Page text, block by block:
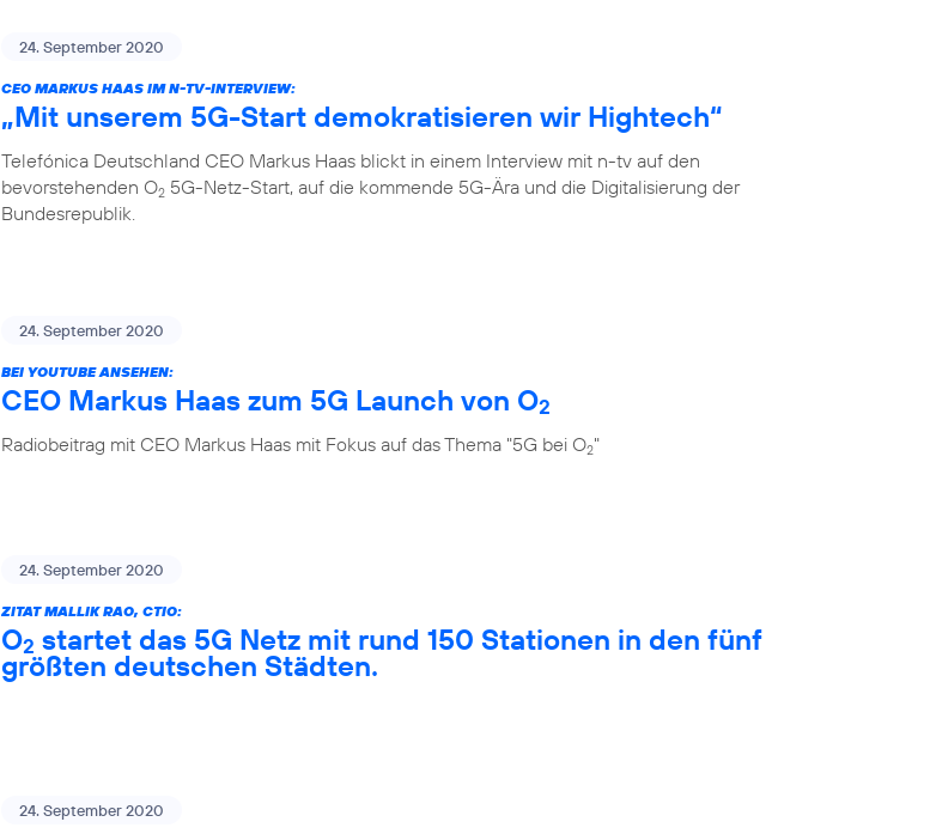
24. September 2020
CEO MARKUS HAAS IM N-TV-INTERVIEW:
„Mit unserem 5G-Start demokratisieren wir Hightech“
Telefónica Deutschland CEO Markus Haas blickt in einem Interview mit n-tv auf den
bevorstehenden O2 5G-Netz-Start, auf die kommende 5G-Ära und die Digitalisierung der
Bundesrepublik.
24. September 2020
BEI YOUTUBE ANSEHEN:
CEO Markus Haas zum 5G Launch von O2
Radiobeitrag mit CEO Markus Haas mit Fokus auf das Thema "5G bei O2"
24. September 2020
ZITAT MALLIK RAO, CTIO:
O2 startet das 5G Netz mit rund 150 Stationen in den fünf
größten deutschen Städten.
24. September 2020